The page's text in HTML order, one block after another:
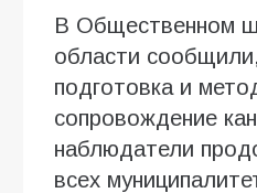
В Общественном
области
подготовка и
сопровождение
наблюдатели
всех